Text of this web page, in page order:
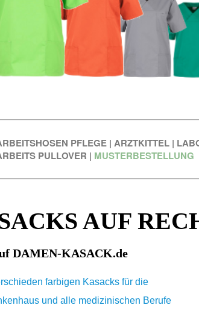
PFLEGE | ARZTKITTEL |
PULLOVER | MUSTERBESTELLUNG
AUF
DAMEN-KASACK.de
farbigen Kasacks für die
und alle medizinischen Berufe